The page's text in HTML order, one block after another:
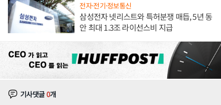
전자·전기·정보통신
삼성전자 넷리스트와 특허분쟁 매듭, 5년 동
안 최대 1.3조 라이선스비 지급
기사댓글0개